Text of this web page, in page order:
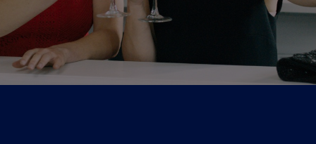
Tickets
Kurier Romy 2026